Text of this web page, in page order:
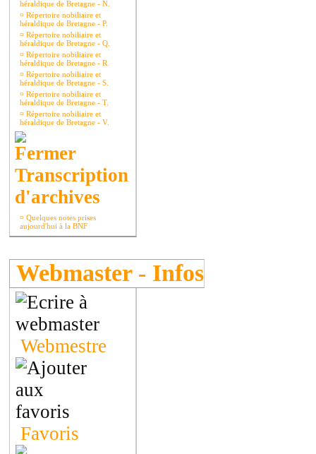
héraldique de Bretagne - N.
¤ Répertoire nobiliaire et
héraldique de Bretagne - P.
¤ Répertoire nobiliaire et
héraldique de Bretagne - Q.
¤ Répertoire nobiliaire et
héraldique de Bretagne - R.
¤ Répertoire nobiliaire et
héraldique de Bretagne - S.
¤ Répertoire nobiliaire et
héraldique de Bretagne - T.
¤ Répertoire nobiliaire et
héraldique de Bretagne - V.
Transcription
d'archives
¤ Quelques notes prises
aujourd'hui à la BNF
Webmaster - Infos
Webmestre
Favoris